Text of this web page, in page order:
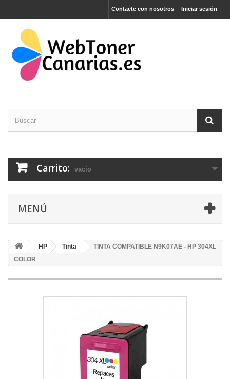
Iniciar sesión
Contacte con nosotros
Carrito: vacío
MENÚ
HP Tinta
TINTA COMPATIBLE N9K07AE - HP 304XL
COLOR